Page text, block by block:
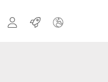
Contact Portals Banen